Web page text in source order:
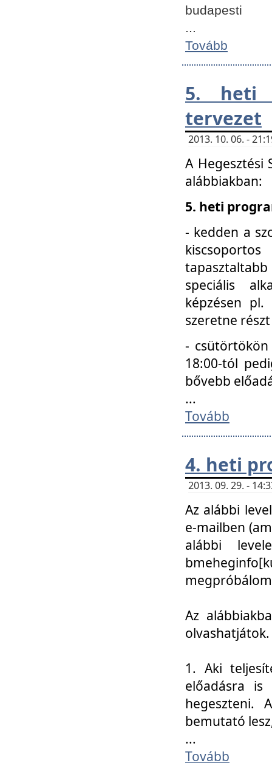
budapesti
...
Tovább
5. heti
tervezet
2013. 10. 06. -
A Hegesztési
alábbiakban:
5. heti
- kedden a
speciális
képzésen
szeretne
- csütörtökön
18:00-tól
bővebb
...
Tovább
4. heti
2013. 09. 29. -
Az alábbi
e-mailben
alábbi
Az
olvashatjátok.
1. Aki
előadásra
hegeszteni.
bemutató
...
Tovább